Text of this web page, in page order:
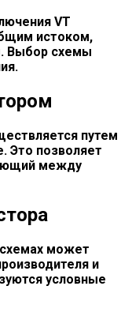
VT
истоком,
Выбор схемы
путем
Это позволяет
между
может
и
условные